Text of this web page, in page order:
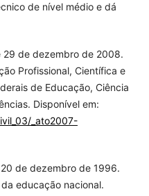
de nível médio e dá
29 de dezembro de 2008.
Profissional, Científica e
de Educação, Ciência
Disponível em:
_ato2007-
de dezembro de 1996.
educação nacional.